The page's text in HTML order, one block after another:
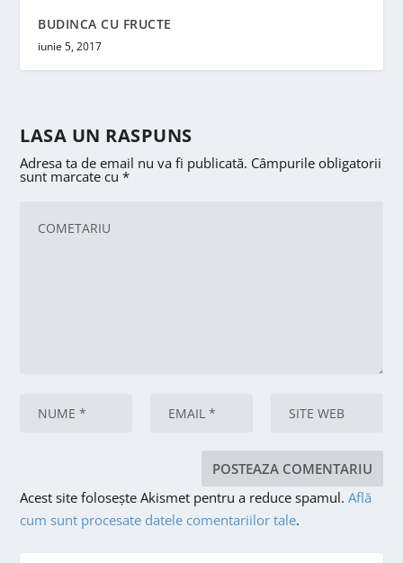
BUDINCA CU FRUCTE
iunie 5, 2017
LASA UN RASPUNS
Adresa ta de email nu va fi publicată. Câmpurile obligatorii
sunt marcate cu*
Acest site folosește Akismet pentru a reduce spamul.Află
cum sunt procesate datele comentariilor tale.